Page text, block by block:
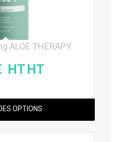
ALOE THERAPY
OPTIONS